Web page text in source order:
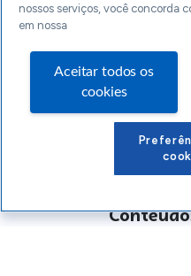
nossos serviços, você concorda
em nossa
Aceitar todos os
cookies